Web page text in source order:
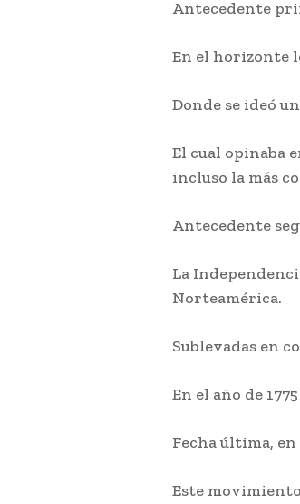
Antecedente
En el horizonte
Donde se ideó
El cual opinaba
incluso la más
Antecedente
La
Norteamérica.
Sublevadas en
En el año de
Fecha última,
Este